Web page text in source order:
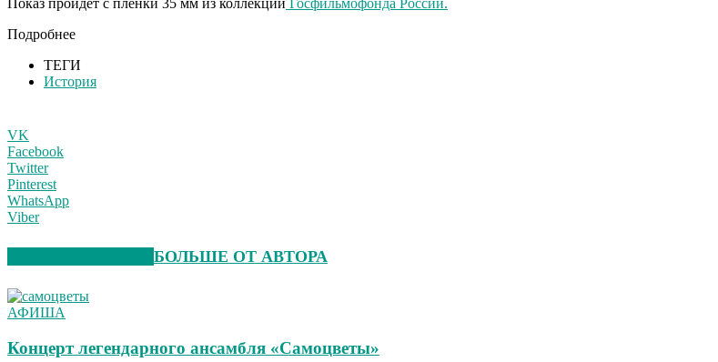
Показ пройдет с пленки 35 мм из коллекции Госфильмофонда России.
Подробнее
ТЕГИ
История
VK
Facebook
Twitter
Pinterest
WhatsApp
Viber
БОЛЬШЕ ОТ АВТОРА
АФИША
Концерт легендарного ансамбля «Самоцветы»